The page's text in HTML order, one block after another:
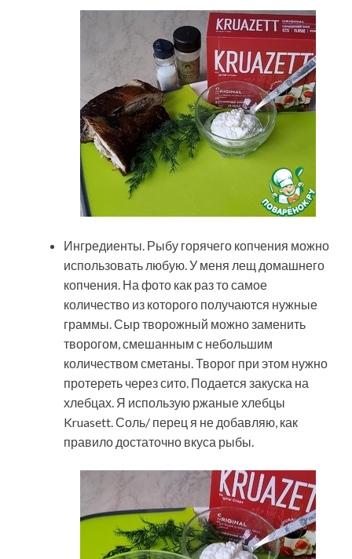
Ингредиенты. Рыбу горячего копчения можно
использовать любую. У меня лещ домашнего
копчения. На фото как раз то самое
количество из которого получаются нужные
граммы. Сыр творожный можно заменить
творогом, смешанным с небольшим
количеством сметаны. Творог при этом нужно
протереть через сито. Подается закуска на
хлебцах. Я использую ржаные хлебцы
Kruasett. Соль/ перец я не добавляю, как
правило достаточно вкуса рыбы.